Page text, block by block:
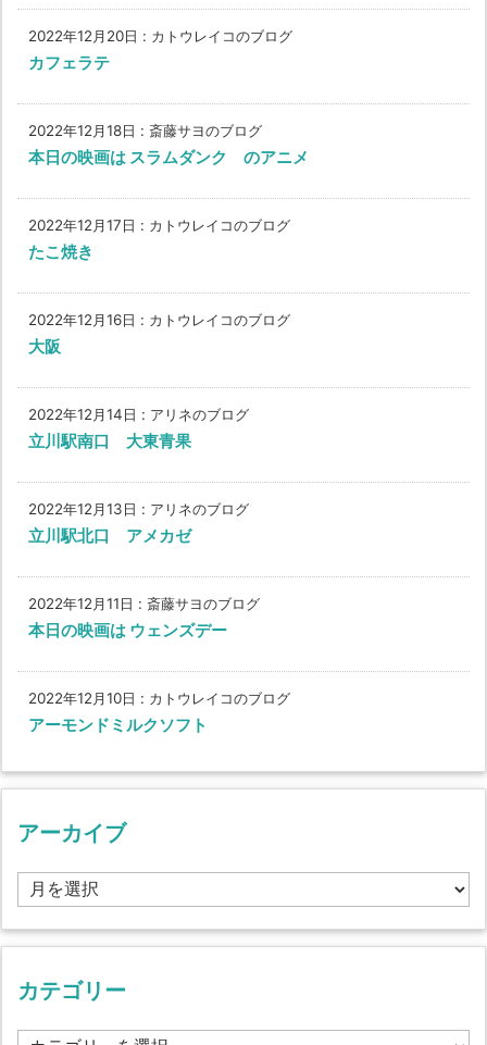
2022年12月20日 : カトウレイコのブログ
カフェラテ
2022年12月18日 : 斎藤サヨのブログ
本日の映画は スラムダンク のアニメ
2022年12月17日 : カトウレイコのブログ
たこ焼き
2022年12月16日 : カトウレイコのブログ
大阪
2022年12月14日 : アリネのブログ
立川駅南口 大東青果
2022年12月13日 : アリネのブログ
立川駅北口 アメカゼ
2022年12月11日 : 斎藤サヨのブログ
本日の映画は ウェンズデー
2022年12月10日 : カトウレイコのブログ
アーモンドミルクソフト
アーカイブ
ア
ー
カ
イ
カテゴリー
カ